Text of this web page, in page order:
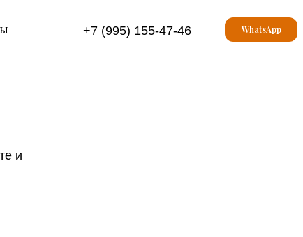
+7 (995) 155-47-46 WhatsApp
и